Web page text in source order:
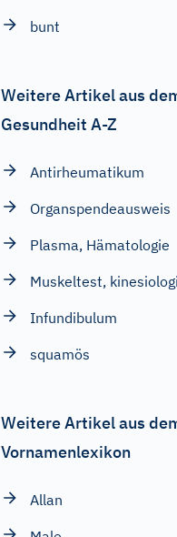
bunt
Weitere Artikel aus
Gesundheit A-Z
Antirheumatikum
Organspendeausweis
Plasma, Hämatologie
Muskeltest,
Infundibulum
squamös
Weitere Artikel aus
Vornamenlexikon
Allan